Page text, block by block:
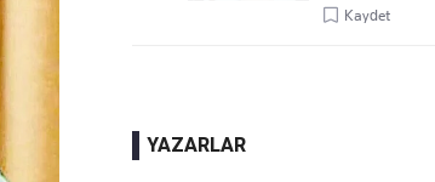
Kaydet
YAZARLAR